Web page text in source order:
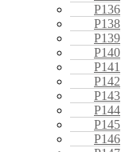
P136
P138
P139
P140
P141
P142
P143
P144
P145
P146